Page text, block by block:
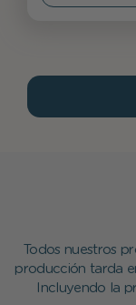
Todos nuestros
producción tarda
Incluyendo la